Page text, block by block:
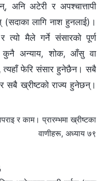
अनि अटेरी र अपश्‍चात्तापी
लागि नाश हुनलाई)।
त्यो मैले गर्ने संसारको पूर्ण
कुनै अन्याय, शोक, आँसु वा
त्यहाँ फेरि संसार हुनेछैन। सबै
सबै ख्रीष्टको राज्य हुनेछन्।
र काम। प्रारम्‍भमा ख्रीष्‍टका
वाणीहरू, अध्याय ७९